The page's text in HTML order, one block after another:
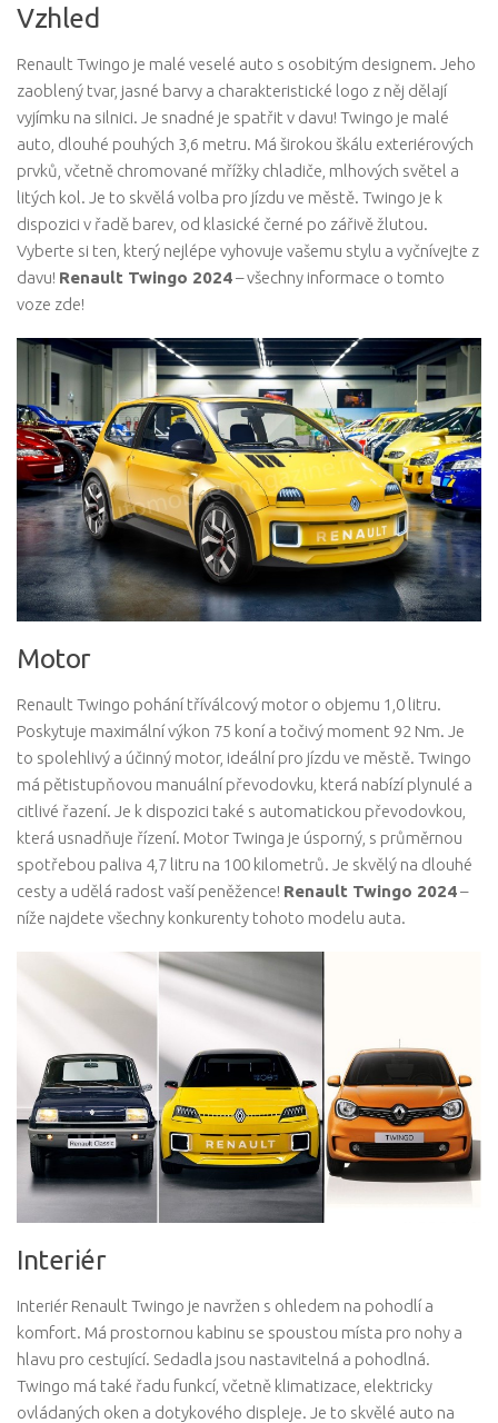
Vzhled
Renault Twingo je malé veselé auto s osobitým designem. Jeho
zaoblený tvar, jasné barvy a charakteristické logo z něj dělají
vyjímku na silnici. Je snadné je spatřit v davu! Twingo je malé
auto, dlouhé pouhých 3,6 metru. Má širokou škálu exteriérových
prvků, včetně chromované mřížky chladiče, mlhových světel a
litých kol. Je to skvělá volba pro jízdu ve městě. Twingo je k
dispozici v řadě barev, od klasické černé po zářivě žlutou.
Vyberte si ten, který nejlépe vyhovuje vašemu stylu a vyčnívejte z
davu! Renault Twingo 2024– všechny informace o tomto
voze zde!
Motor
Renault Twingo pohání tříválcový motor o objemu 1,0 litru.
Poskytuje maximální výkon 75 koní a točivý moment 92 Nm. Je
to spolehlivý a účinný motor, ideální pro jízdu ve městě. Twingo
má pětistupňovou manuální převodovku, která nabízí plynulé a
citlivé řazení. Je k dispozici také s automatickou převodovkou,
která usnadňuje řízení. Motor Twinga je úsporný, s průměrnou
spotřebou paliva 4,7 litru na 100 kilometrů. Je skvělý na dlouhé
cesty a udělá radost vaší peněžence! Renault Twingo 2024–
níže najdete všechny konkurenty tohoto modelu auta.
Interiér
Interiér Renault Twingo je navržen s ohledem na pohodlí a
komfort. Má prostornou kabinu se spoustou místa pro nohy a
hlavu pro cestující. Sedadla jsou nastavitelná a pohodlná.
Twingo má také řadu funkcí, včetně klimatizace, elektricky
ovládaných oken a dotykového displeje. Je to skvělé auto na